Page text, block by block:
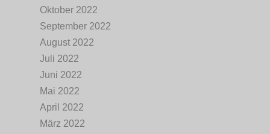
Oktober 2022
September 2022
August 2022
Juli 2022
Juni 2022
Mai 2022
April 2022
März 2022